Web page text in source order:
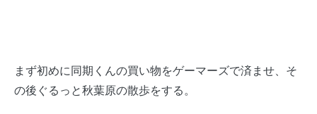
まず初めに同期くんの買い物をゲーマーズで済ませ、そ
の後ぐるっと秋葉原の散歩をする。